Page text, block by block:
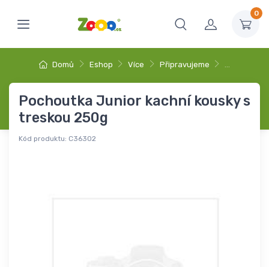
0
Domů Eshop Více Připravujeme …
Pochoutka Junior kachní kousky s
treskou 250g
Kód produktu: C36302